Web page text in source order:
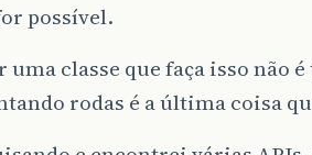
possível.
uma classe que faça isso não
rodas é a última coisa